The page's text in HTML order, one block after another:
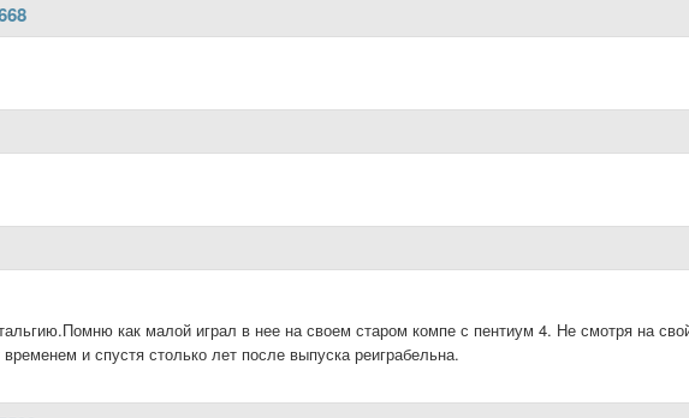
как малой играл в нее на своем старом компе с пентиум 4. Не смотря на
и спустя столько лет после выпуска реиграбельна.